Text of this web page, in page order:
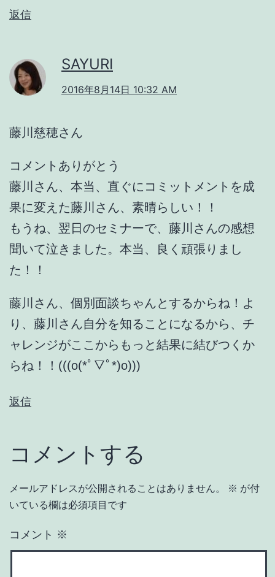
返信
SAYURI
2016年8月14日 10:32 AM
藤川慈穂さん
コメントありがとう
藤川さん、本当、直ぐにコミットメントを成
果に変えた藤川さん、素晴らしい！！
もうね、翌日のセミナーで、藤川さんの感想
聞いて泣きました。本当、良く頑張りまし
た！！
藤川さん、個別面談ちゃんとするからね！よ
り、藤川さん自分を知ることになるから、チ
ャレンジがここからもっと結果に結びつくか
らね！！(((o(*ﾟ▽ﾟ*)o)))
返信
コメントする
メールアドレスが公開されることはありません。 ※ が付
いている欄は必須項目です
コメント ※